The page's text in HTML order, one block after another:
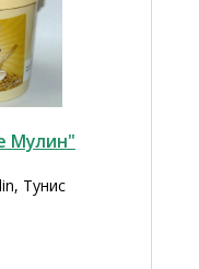
Мулин"
Тунис